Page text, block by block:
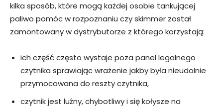
kilka sposób, które mogą każdej osobie tankującej
paliwo pomóc w rozpoznaniu czy skimmer został
zamontowany w dystrybutorze z którego korzystają:
ich część często wystaje poza panel legalnego
czytnika sprawiając wrażenie jakby była nieudolnie
przymocowana do reszty czytnika,
czytnik jest luźny, chybotliwy i się kołysze na